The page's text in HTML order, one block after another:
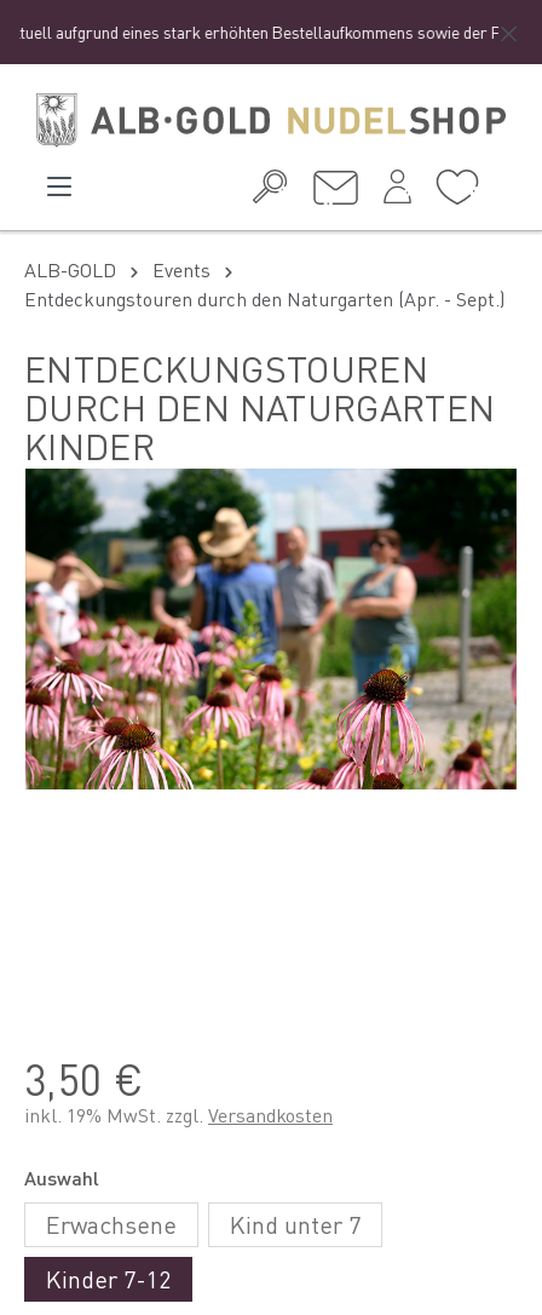
aufgrund eines stark erhöhten Bestellaufkommens sowie der Ferienzeit
ALB-GOLD
Events
Entdeckungstouren durch den Naturgarten (Apr. - Sept.)
ENTDECKUNGSTOUREN
DURCH DEN NATURGARTEN
KINDER
3,50 €
inkl. 19% MwSt. zzgl. Versandkosten
Auswahl
Erwachsene
Kind unter 7
Kinder 7-12